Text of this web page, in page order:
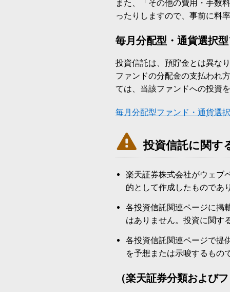
また、「その他の費用・手数
ったりしますので、事前に料
毎月分配型・通貨選択
投資信託は、預貯金とは異な
ファンドの分配金の支払われ
ては、当該ファンドへの投資
毎月分配型ファンド・通貨選
 投資信託に関す
楽天証券株式会社がウェブ
的として作成したものであ
各投資信託関連ページに掲
はありません。投資に関す
各投資信託関連ページで提
を予想または示唆するもの
（楽天証券分類および